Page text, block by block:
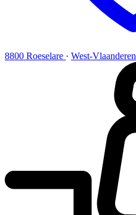
8800 Roeselare · West-Vlaanderen